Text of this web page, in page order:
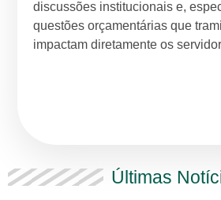
discussões institucionais e,
questões orçamentárias que
impactam diretamente os
Últimas